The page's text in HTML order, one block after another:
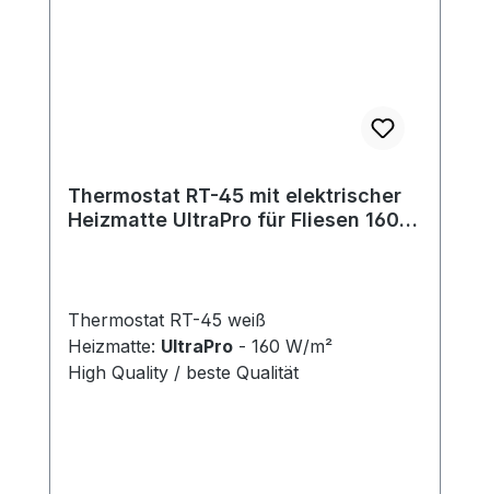
Thermostat RT-45 mit elektrischer
Heizmatte UltraPro für Fliesen 160
Thermostat RT-45 weiß
Heizmatte: UltraPro - 160 W/m²
High Quality / beste Qualität